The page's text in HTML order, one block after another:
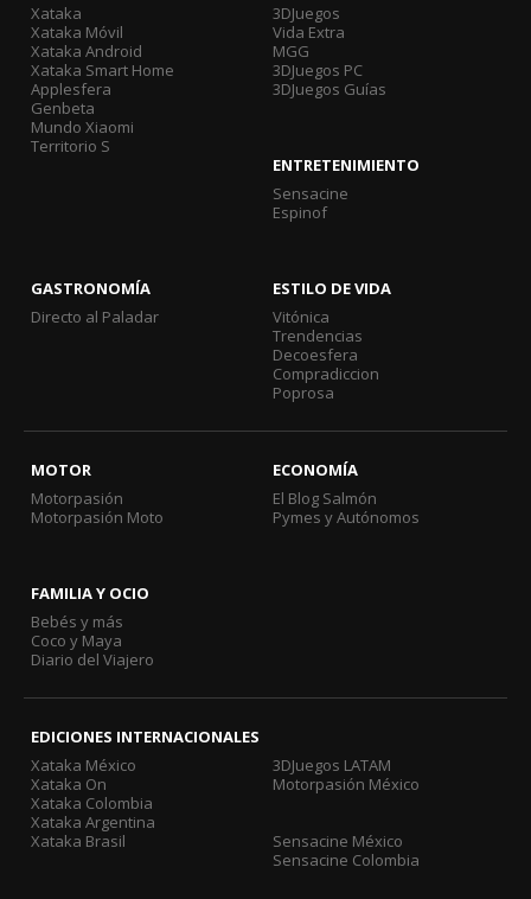
Xataka
Xataka Móvil
Xataka Android
Xataka Smart Home
Applesfera
Genbeta
Mundo Xiaomi
Territorio S
3DJuegos
Vida Extra
MGG
3DJuegos PC
3DJuegos Guías
ENTRETENIMIENTO
Sensacine
Espinof
GASTRONOMÍA
Directo al Paladar
ESTILO DE VIDA
Vitónica
Trendencias
Decoesfera
Compradiccion
Poprosa
MOTOR
Motorpasión
Motorpasión Moto
ECONOMÍA
El Blog Salmón
Pymes y Autónomos
FAMILIA Y OCIO
Bebés y más
Coco y Maya
Diario del Viajero
EDICIONES INTERNACIONALES
Xataka México
Xataka On
Xataka Colombia
Xataka Argentina
Xataka Brasil
3DJuegos LATAM
Motorpasión México
Sensacine México
Sensacine Colombia